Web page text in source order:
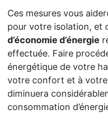
Ces mesures vous
pour votre isolation, et
d’économie d’énergie
effectuée. Faire
énergétique de votre
votre confort et à
diminuera
consommation